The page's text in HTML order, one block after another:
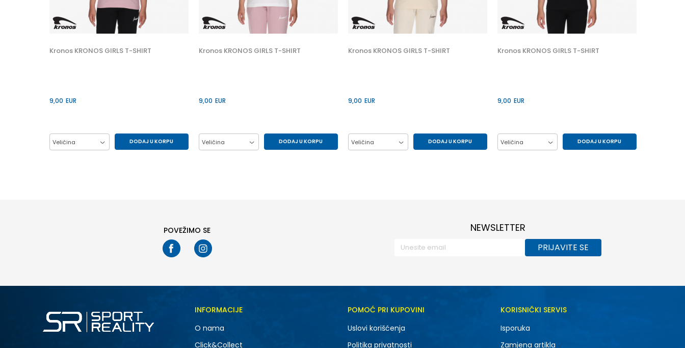
Kronos KRONOS GIRLS T-SHIRT
9,00 EUR
Veličina DODAJ U KORPU
Kronos KRONOS GIRLS T-SHIRT
9,00 EUR
Veličina DODAJ U KORPU
Kronos KRONOS GIRLS T-SHIRT
9,00 EUR
Veličina DODAJ U KORPU
Kronos KRONOS GIRLS T-SHIRT
9,00 EUR
Veličina DODAJ U KORPU
POVEŽIMO SE NEWSLETTER
PRIJAVITE SE
INFORMACIJE
O nama
Click&Collect
POMOĆ PRI KUPOVINI
Uslovi korišćenja
Politika privatnosti
KORISNIČKI SERVIS
Isporuka
Zamjena artikla